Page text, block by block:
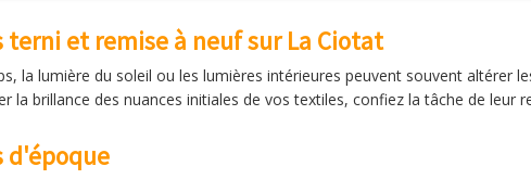
terni et remise à neuf sur La Ciotat
la lumière du soleil ou les lumières intérieures peuvent souvent altérer
la brillance des nuances initiales de vos textiles, confiez la tâche de leur
d'époque